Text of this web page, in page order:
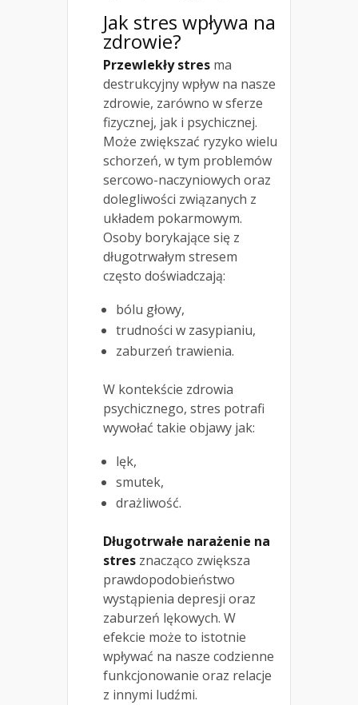
Jak stres wpływa na
zdrowie?
Przewlekły stres ma
destrukcyjny wpływ na nasze
zdrowie, zarówno w sferze
fizycznej, jak i psychicznej.
Może zwiększać ryzyko wielu
schorzeń, w tym problemów
sercowo-naczyniowych oraz
dolegliwości związanych z
układem pokarmowym.
Osoby borykające się z
długotrwałym stresem
często doświadczają:
bólu głowy,
trudności w zasypianiu,
zaburzeń trawienia.
W kontekście zdrowia
psychicznego, stres potrafi
wywołać takie objawy jak:
lęk,
smutek,
drażliwość.
Długotrwałe narażenie na
stres znacząco zwiększa
prawdopodobieństwo
wystąpienia depresji oraz
zaburzeń lękowych. W
efekcie może to istotnie
wpływać na nasze codzienne
funkcjonowanie oraz relacje
z innymi ludźmi.